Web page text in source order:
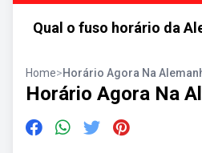
Qual o fuso horário da
Home>Horário Agora Na
Horário Agora Na